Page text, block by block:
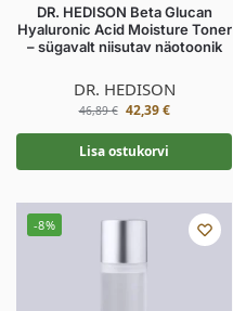
DR. HEDISON Beta Glucan
Hyaluronic Acid Moisture Toner
– sügavalt niisutav näotoonik
DR. HEDISON
46,89€ 42,39€
Lisa ostukorvi
-8%